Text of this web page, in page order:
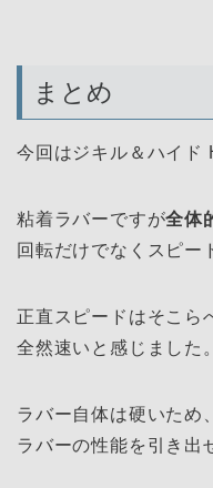
まとめ
今回はジキル＆ハイド
粘着ラバーですが全体
回転だけでなくスピー
正直スピードはそこら
全然速いと感じました。
ラバー自体は硬いため
ラバーの性能を引き出